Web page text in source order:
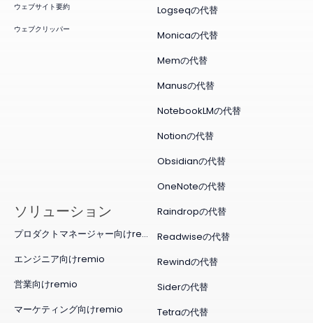
ウェブサイト要約
ウェブクリッパー
Logseqの代替
Monicaの代替
Memの代替
Manusの代替
NotebookLMの代替
Notionの代替
Obsidianの代替
OneNoteの代替
Raindropの代替
Readwiseの代替
Rewindの代替
Siderの代替
Tetraの代替
ソリューション
プロダクトマネージャー向けremio
エンジニア向けremio
営業向けremio
マーケティング向けremio